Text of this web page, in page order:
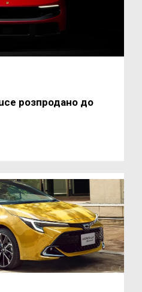
розпродано до